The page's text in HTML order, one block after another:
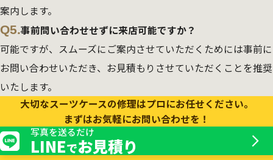
案内します。
Q5.事前問い合わせせずに来店可能ですか？
可能ですが、スムーズにご案内させていただくためには事前に
お問い合わせいただき、お見積もりさせていただくことを推奨
いたします。
大切なスーツケースの修理はプロにお任せください。
まずはお気軽にお問い合わせを！
写真を送るだけ
LINEでお見積り